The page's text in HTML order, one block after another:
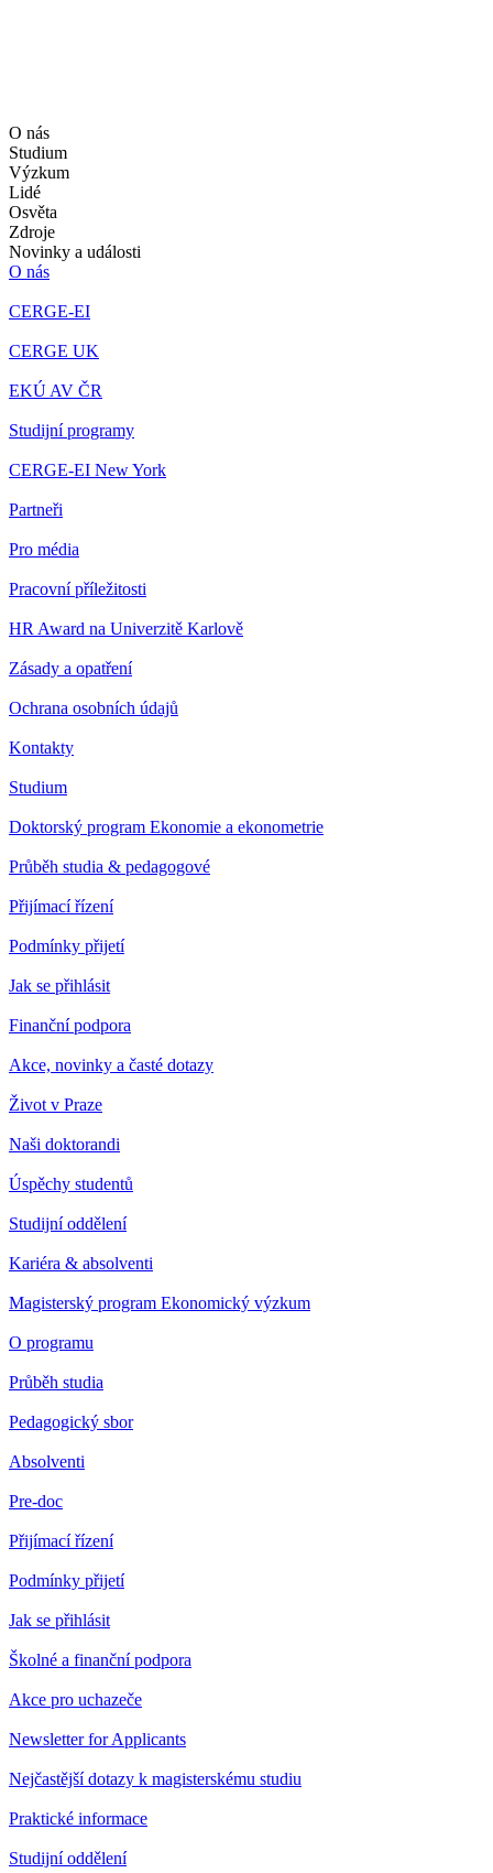
O nás
Studium
Výzkum
Lidé
Osvěta
Zdroje
Novinky a události
O nás
CERGE-EI
CERGE UK
EKÚ AV ČR
Studijní programy
CERGE-EI New York
Partneři
Pro média
Pracovní příležitosti
HR Award na Univerzitě Karlově
Zásady a opatření
Ochrana osobních údajů
Kontakty
Studium
Doktorský program Ekonomie a ekonometrie
Průběh studia & pedagogové
Přijímací řízení
Podmínky přijetí
Jak se přihlásit
Finanční podpora
Akce, novinky a časté dotazy
Život v Praze
Naši doktorandi
Úspěchy studentů
Studijní oddělení
Kariéra & absolventi
Magisterský program Ekonomický výzkum
O programu
Průběh studia
Pedagogický sbor
Absolventi
Pre-doc
Přijímací řízení
Podmínky přijetí
Jak se přihlásit
Školné a finanční podpora
Akce pro uchazeče
Newsletter for Applicants
Nejčastější dotazy k magisterskému studiu
Praktické informace
Studijní oddělení